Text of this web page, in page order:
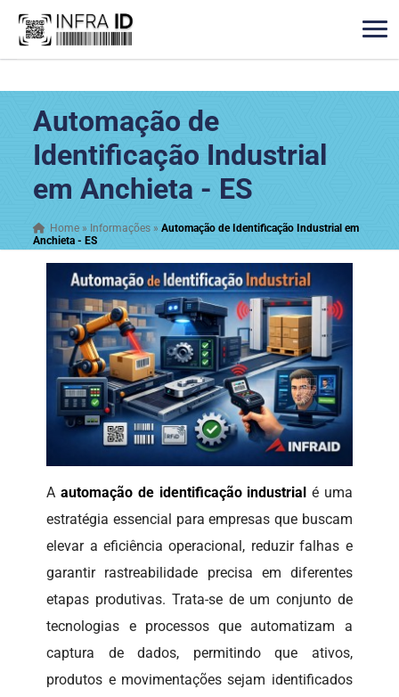
Automação de
Identificação Industrial
em Anchieta - ES
Home » Informações »Automação de Identificação Industrial em
Anchieta - ES
Aautomação de identificação industrial é uma
estratégia essencial para empresas que buscam
elevar a eficiência operacional, reduzir falhas e
garantir rastreabilidade precisa em diferentes
etapas produtivas. Trata-se de um conjunto de
tecnologias e processos que automatizam a
captura de dados, permitindo que ativos,
produtos e movimentações sejam identificados